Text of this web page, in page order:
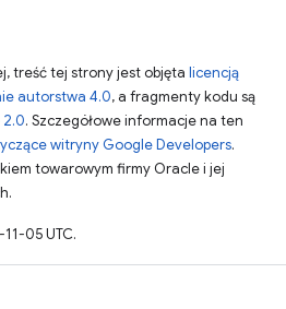
treść tej strony jest objęta licencją
autorstwa 4.0, a fragmenty kodu są
2.0. Szczegółowe informacje na ten
witryny Google Developers.
towarowym firmy Oracle i jej
05 UTC.